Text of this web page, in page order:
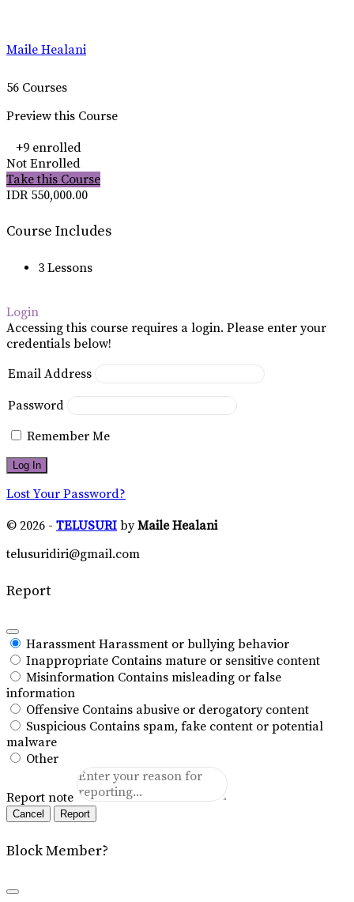
Maile Healani
56 Courses
Preview this Course
+9 enrolled
Not Enrolled
Take this Course
IDR 550,000.00
Course Includes
3 Lessons
Login
Accessing this course requires a login. Please enter your
credentials below!
Email Address
Password
Remember Me
Lost Your Password?
© 2026 - TELUSURI byMaile Healani
telusuridiri@gmail.com
Report
Harassment Harassment or bullying behavior
Inappropriate Contains mature or sensitive content
Misinformation Contains misleading or false
information
Offensive Contains abusive or derogatory content
Suspicious Contains spam, fake content or potential
malware
Other
Report note
Report
Block Member?